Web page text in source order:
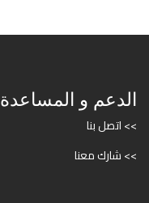
الدعم و المساعدة
>> اتصل بنا
>> شارك معنا